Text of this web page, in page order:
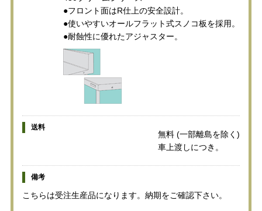
●フロント面はR仕上の安全設計。
●使いやすいオールフラット式スノコ板を採用。
●耐蝕性に優れたアジャスター。
送料
無料 (一部離島を除く)
車上渡しにつき。
備考
こちらは受注生産品になります。納期をご確認下さい。